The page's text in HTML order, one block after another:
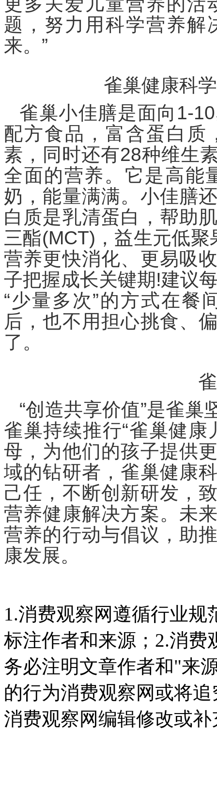
题，努力用科学营养解
来。”
雀巢健康科
雀巢小佳膳是面向1-
配方食品，富含蛋白质
素，同时还有28种维生
全面的营养。它是高能
奶，能量满满。小佳膳
白质是乳清蛋白，帮助
三酯(MCT)，益生元低
营养更快消化、更易吸
子把握成长关键期!建议
“少量多次”的方式在餐
后，也不用担心挑食、
了。
“创造共享价值”是雀
雀巢持续推行“雀巢健
母，为他们的孩子提供
域的钻研者，雀巢健康
己任，不断创新研发，
营养健康解决方案。未
营养的行动与倡议，助
康发展。
1.消费观察网遵循行业
标注作者和来源；2.消费
务必注明文章作者和"来
的行为消费观察网或将
消费观察网编辑修改或补